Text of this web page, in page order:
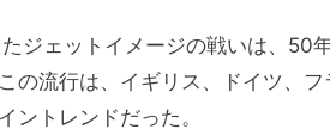
ジェットイメージの戦いは、50
の流行は、イギリス、ドイツ、
ントレンドだった。